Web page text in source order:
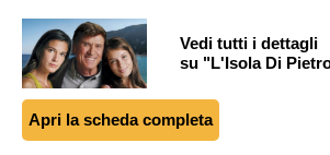
Vedi tutti i dettagli
su "L'Isola Di
Apri la scheda completa